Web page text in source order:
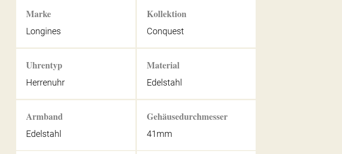
Marke
Longines
Kollektion
Conquest
Uhrentyp
Herrenuhr
Material
Edelstahl
Armband
Edelstahl
Gehäusedurchmesser
41mm